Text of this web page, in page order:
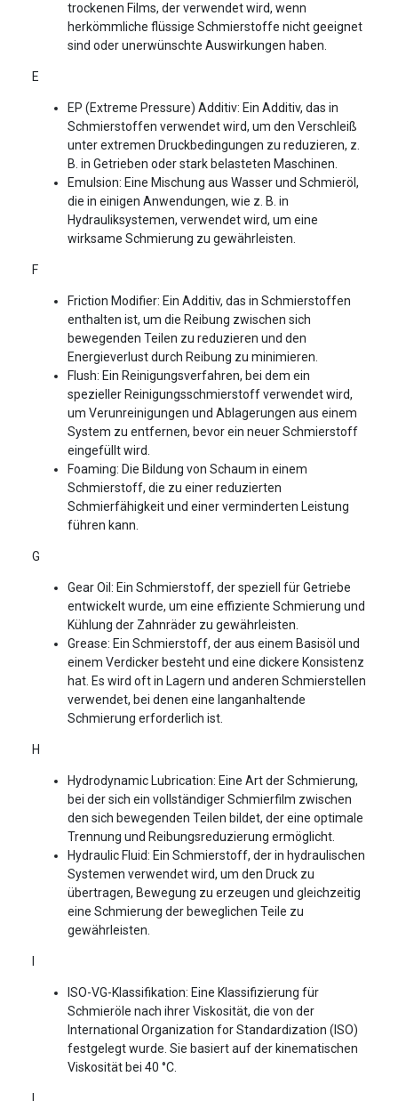
trockenen Films, der verwendet wird, wenn
herkömmliche flüssige Schmierstoffe nicht geeignet
sind oder unerwünschte Auswirkungen haben.
E
EP (Extreme Pressure) Additiv: Ein Additiv, das in
Schmierstoffen verwendet wird, um den Verschleiß
unter extremen Druckbedingungen zu reduzieren, z.
B. in Getrieben oder stark belasteten Maschinen.
Emulsion: Eine Mischung aus Wasser und Schmieröl,
die in einigen Anwendungen, wie z. B. in
Hydrauliksystemen, verwendet wird, um eine
wirksame Schmierung zu gewährleisten.
F
Friction Modifier: Ein Additiv, das in Schmierstoffen
enthalten ist, um die Reibung zwischen sich
bewegenden Teilen zu reduzieren und den
Energieverlust durch Reibung zu minimieren.
Flush: Ein Reinigungsverfahren, bei dem ein
spezieller Reinigungsschmierstoff verwendet wird,
um Verunreinigungen und Ablagerungen aus einem
System zu entfernen, bevor ein neuer Schmierstoff
eingefüllt wird.
Foaming: Die Bildung von Schaum in einem
Schmierstoff, die zu einer reduzierten
Schmierfähigkeit und einer verminderten Leistung
führen kann.
G
Gear Oil: Ein Schmierstoff, der speziell für Getriebe
entwickelt wurde, um eine effiziente Schmierung und
Kühlung der Zahnräder zu gewährleisten.
Grease: Ein Schmierstoff, der aus einem Basisöl und
einem Verdicker besteht und eine dickere Konsistenz
hat. Es wird oft in Lagern und anderen Schmierstellen
verwendet, bei denen eine langanhaltende
Schmierung erforderlich ist.
H
Hydrodynamic Lubrication: Eine Art der Schmierung,
bei der sich ein vollständiger Schmierfilm zwischen
den sich bewegenden Teilen bildet, der eine optimale
Trennung und Reibungsreduzierung ermöglicht.
Hydraulic Fluid: Ein Schmierstoff, der in hydraulischen
Systemen verwendet wird, um den Druck zu
übertragen, Bewegung zu erzeugen und gleichzeitig
eine Schmierung der beweglichen Teile zu
gewährleisten.
ISO-VG-Klassifikation: Eine Klassifizierung für
Schmieröle nach ihrer Viskosität, die von der
International Organization for Standardization (ISO)
festgelegt wurde. Sie basiert auf der kinematischen
Viskosität bei 40 °C.